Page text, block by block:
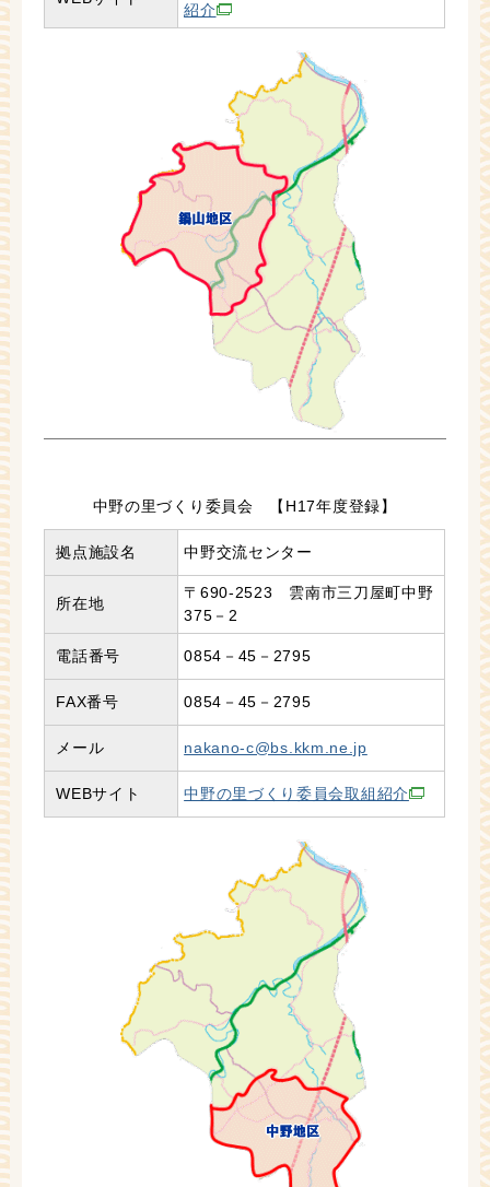
紹介
中野の里づくり委員会 【H17年度登録】
拠点施設名 中野交流センター
所在地
〒690-2523 雲南市三刀屋町中野
375－2
電話番号 0854－45－2795
FAX番号 0854－45－2795
メール nakano-c@bs.kkm.ne.jp
WEBサイト 中野の里づくり委員会取組紹介